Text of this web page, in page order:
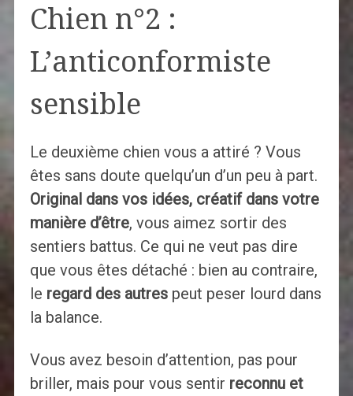
Chien n°2 :
L’anticonformiste
sensible
Le deuxième chien vous a attiré ? Vous
êtes sans doute quelqu’un d’un peu à part.
Original dans vos idées, créatif dans votre
manière d’être, vous aimez sortir des
sentiers battus. Ce qui ne veut pas dire
que vous êtes détaché : bien au contraire,
le regard des autrespeut peser lourd dans
la balance.
Vous avez besoin d’attention, pas pour
briller, mais pour vous sentir reconnu et